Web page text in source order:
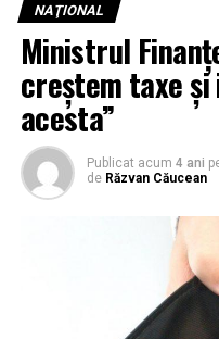
NAŢIONAL
Ministrul
creştem taxe
acesta”
Publicat acum 4 ani
de Răzvan Căucean